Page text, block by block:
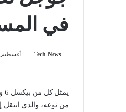
في
Tech-News أغسطس 7,
من نوعه، والذي انتقل إلى